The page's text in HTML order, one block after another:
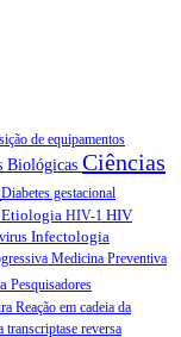
de equipamentos
Biológicas Ciências
Diabetes gestacional
Etiologia HIV-1 HIV
Infectologia
Medicina Preventiva
Pesquisadores
Reação em cadeia da
transcriptase reversa